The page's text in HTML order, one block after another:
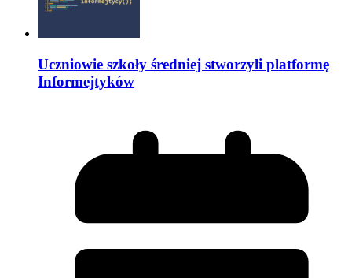
Uczniowie szkoły średniej stworzyli platformę
Informejtyków